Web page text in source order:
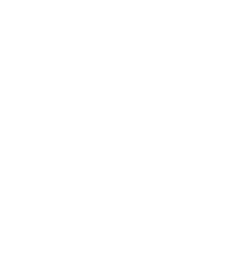
un status quo que
y que olvida a los más
del Papa Francisco
a esto no está en la
de popularidad, en la
en la proclamación de
o en la adhesión a
ideológicas, sino
política. Porque la